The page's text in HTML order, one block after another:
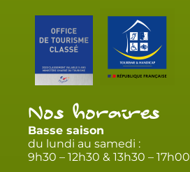
Nos horaires
Basse saison
du lundi au samedi :
9h30 – 12h30 & 13h30 – 17h00